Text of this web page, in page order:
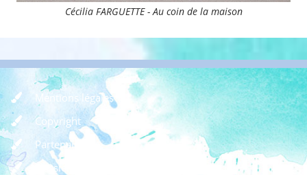
Cécilia FARGUETTE - Au coin de la maison
Mentions légales
Copyright
Partenaires
Dossier de presse